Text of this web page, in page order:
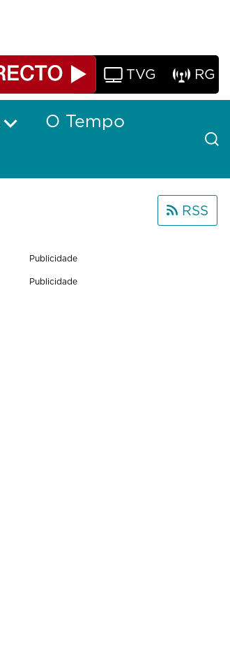
TVG RG
O Tempo
RSS
Publicidade
Publicidade